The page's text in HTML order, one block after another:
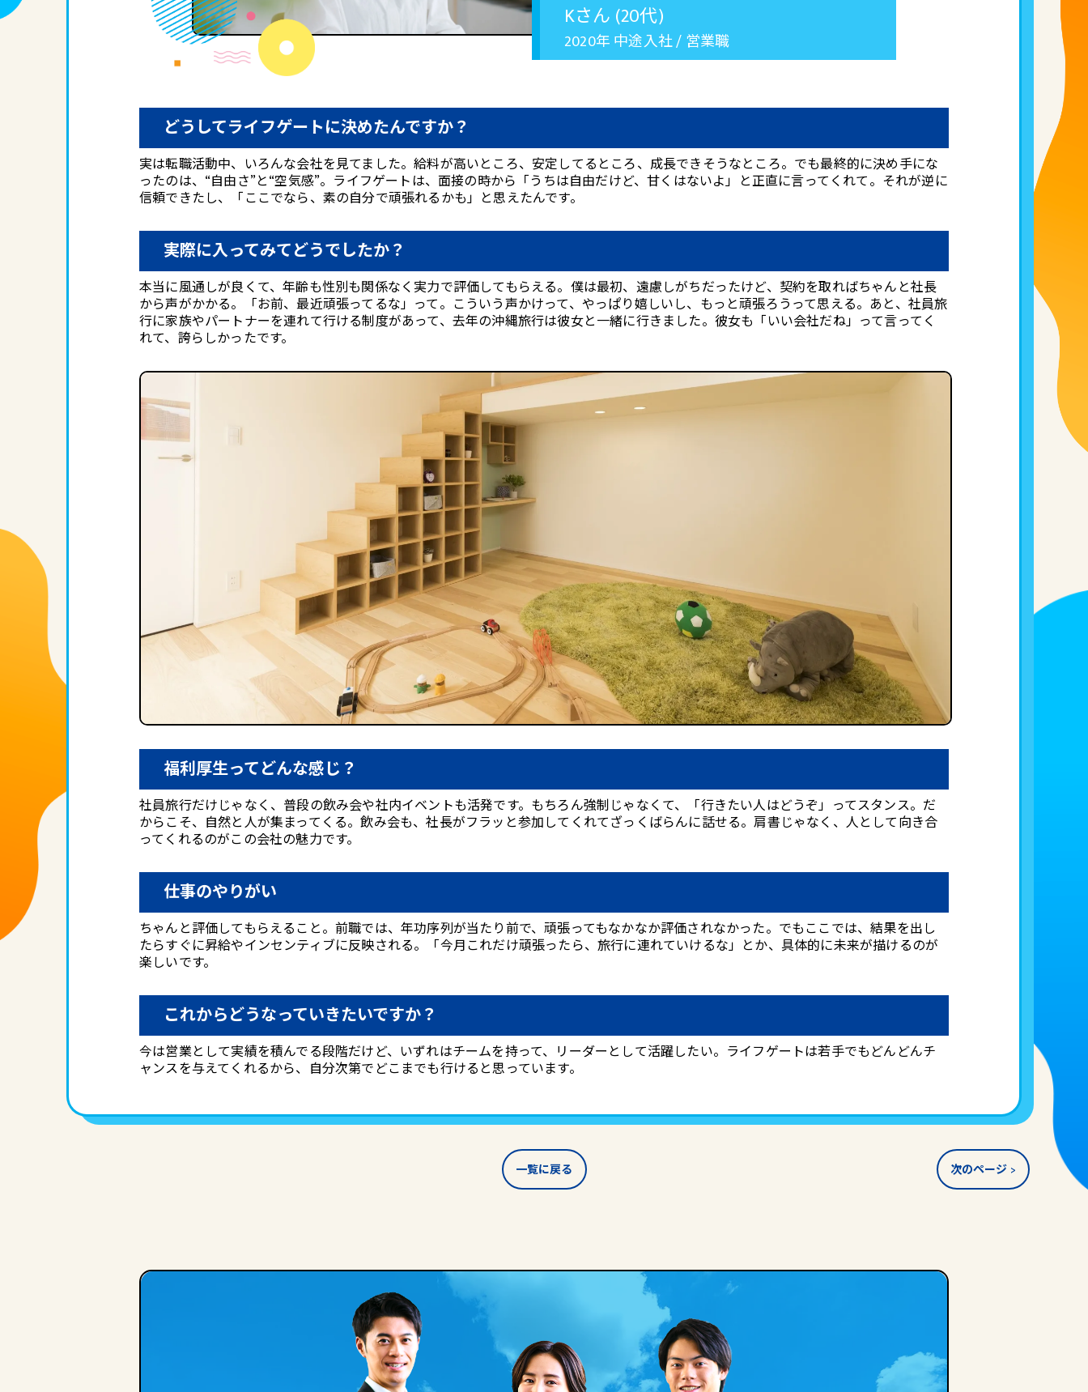
Kさん (20代)
2020年 中途入社 / 営業職
どうしてライフゲートに決めたんですか？
実は転職活動中、いろんな会社を見てました。給料が高いところ、安定してるところ、成長できそうなところ。でも最終的に決め手にな
ったのは、“自由さ”と“空気感”。ライフゲートは、面接の時から「うちは自由だけど、甘くはないよ」と正直に言ってくれて。それが逆に
信頼できたし、「ここでなら、素の自分で頑張れるかも」と思えたんです。
実際に入ってみてどうでしたか？
本当に風通しが良くて、年齢も性別も関係なく実力で評価してもらえる。僕は最初、遠慮しがちだったけど、契約を取ればちゃんと社長
から声がかかる。「お前、最近頑張ってるな」って。こういう声かけって、やっぱり嬉しいし、もっと頑張ろうって思える。あと、社員旅
行に家族やパートナーを連れて行ける制度があって、去年の沖縄旅行は彼女と一緒に行きました。彼女も「いい会社だね」って言ってく
れて、誇らしかったです。
福利厚生ってどんな感じ？
社員旅行だけじゃなく、普段の飲み会や社内イベントも活発です。もちろん強制じゃなくて、「行きたい人はどうぞ」ってスタンス。だ
からこそ、自然と人が集まってくる。飲み会も、社長がフラッと参加してくれてざっくばらんに話せる。肩書じゃなく、人として向き合
ってくれるのがこの会社の魅力です。
仕事のやりがい
ちゃんと評価してもらえること。前職では、年功序列が当たり前で、頑張ってもなかなか評価されなかった。でもここでは、結果を出し
たらすぐに昇給やインセンティブに反映される。「今月これだけ頑張ったら、旅行に連れていけるな」とか、具体的に未来が描けるのが
楽しいです。
これからどうなっていきたいですか？
今は営業として実績を積んでる段階だけど、いずれはチームを持って、リーダーとして活躍したい。ライフゲートは若手でもどんどんチ
ャンスを与えてくれるから、自分次第でどこまでも行けると思っています。
一覧に戻る 次のページ >